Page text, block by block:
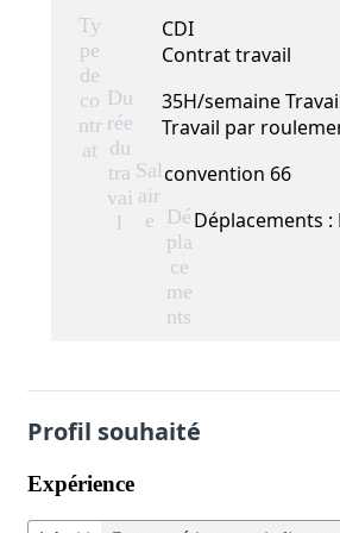
Ty
pe
de
co
ntr
at
CDI
Contrat travail
Du
rée
du
tra
vai
l
35H/semaine
Travail par
Sal
air
e
convention 66
Dé
pla
ce
me
nts
Déplacements
Profil souhaité
Expérience